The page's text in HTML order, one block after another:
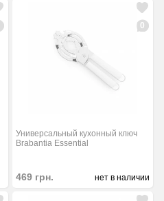
0
Универсальный кухонный ключ
Brabantia Essential
469 грн. нет в наличии